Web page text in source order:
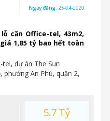
căn Office-tel, 43m2,
1,85 tỷ bao hết toàn
dự án The Sun
phường An Phú, quận 2,
Ngày đăng: 25-04-2020
5.7 Tỷ